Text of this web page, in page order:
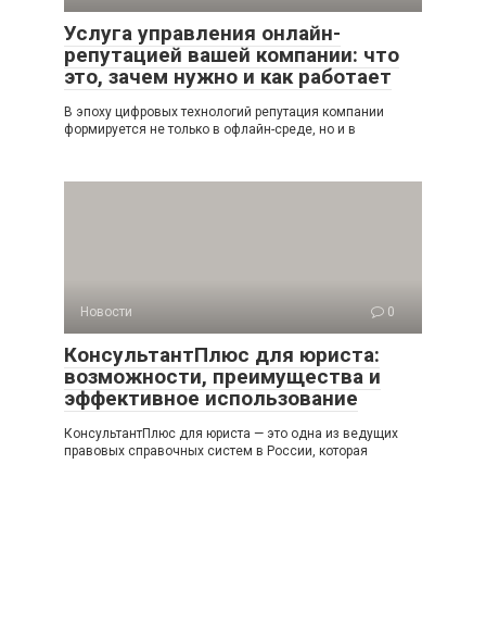
Услуга управления онлайн-
репутацией вашей компании: что
это, зачем нужно и как работает
В эпоху цифровых технологий репутация компании
формируется не только в офлайн-среде, но и в
Новости 0
КонсультантПлюс для юриста:
возможности, преимущества и
эффективное использование
КонсультантПлюс для юриста — это одна из ведущих
правовых справочных систем в России, которая